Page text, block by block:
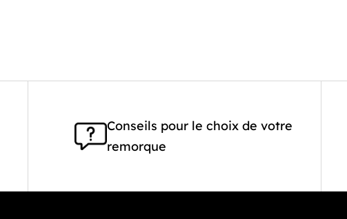
Conseils pour le choix de votre
remorque